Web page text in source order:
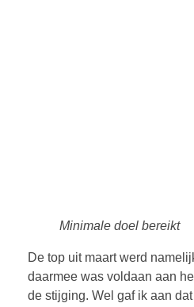
Minimale doel bereikt
De top uit maart werd
daarmee was voldaan aan
de stijging. Wel gaf ik aan